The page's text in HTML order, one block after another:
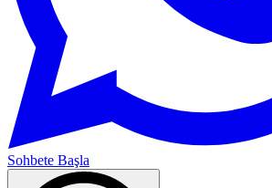
Sohbete Başla